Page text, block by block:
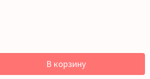
В корзину